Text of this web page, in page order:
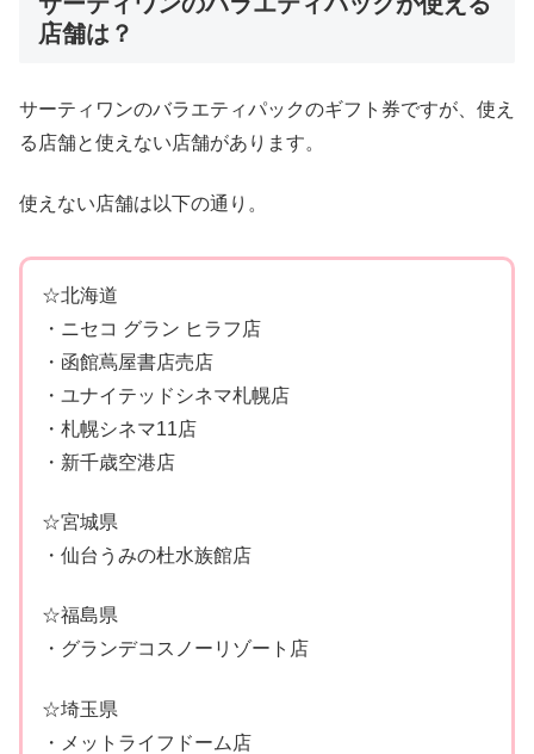
店舗は？
サーティワンのバラエティパックのギフト券ですが、使え
る店舗と使えない店舗があります。
使えない店舗は以下の通り。
☆北海道
・ニセコ グラン ヒラフ店
・函館蔦屋書店売店
・ユナイテッドシネマ札幌店
・札幌シネマ11店
・新千歳空港店
☆宮城県
・仙台うみの杜水族館店
☆福島県
・グランデコスノーリゾート店
☆埼玉県
・メットライフドーム店